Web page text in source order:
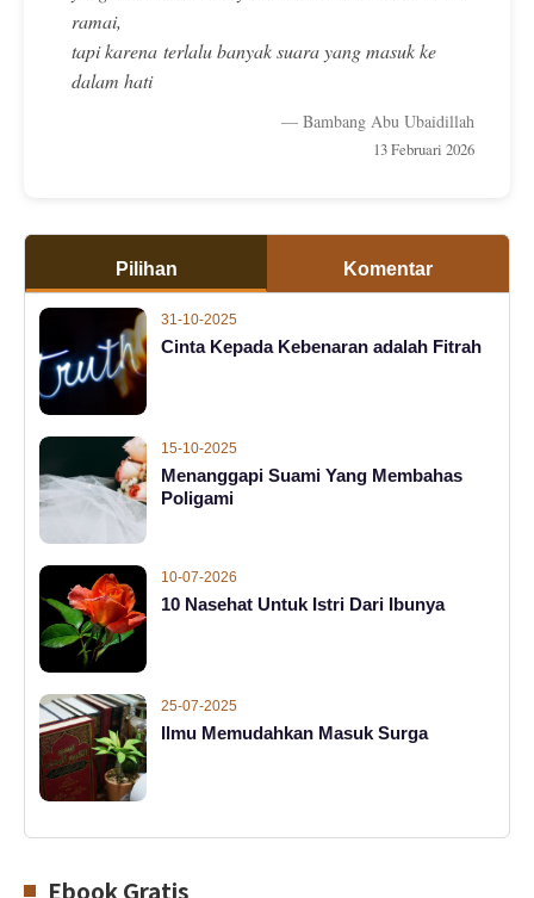
ramai,
tapi karena terlalu banyak suara yang masuk ke
dalam hati
— Bambang Abu Ubaidillah
13 Februari 2026
Pilihan Komentar
31-10-2025
Cinta Kepada Kebenaran adalah Fitrah
15-10-2025
Menanggapi Suami Yang Membahas
Poligami
10-07-2026
10 Nasehat Untuk Istri Dari Ibunya
25-07-2025
Ilmu Memudahkan Masuk Surga
Ebook Gratis